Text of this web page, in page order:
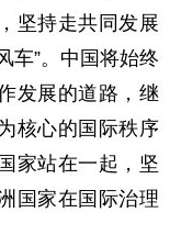
坚持走共同发展
车”。中国将始终
发展的道路，继
核心的国际秩序
家站在一起，坚
国家在国际治理